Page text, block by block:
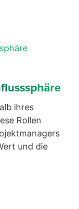
ihres
Rollen
und die